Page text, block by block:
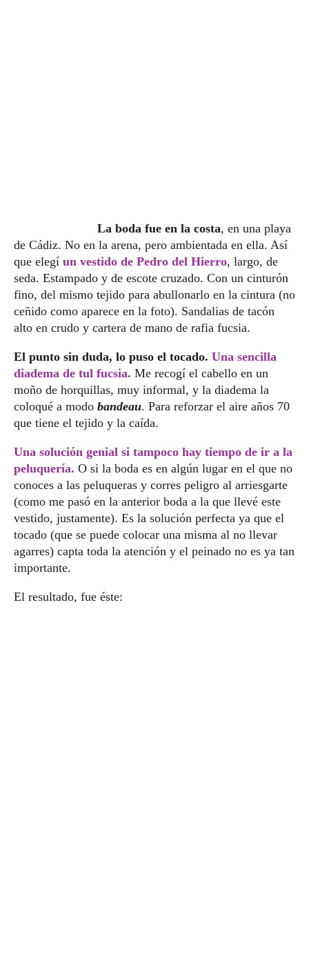
La boda fue en la costa, en una playa
de Cádiz. No en la arena, pero ambientada en ella. Así
que elegí un vestido de Pedro del Hierro, largo, de
seda. Estampado y de escote cruzado. Con un cinturón
fino, del mismo tejido para abullonarlo en la cintura (no
ceñido como aparece en la foto). Sandalias de tacón
alto en crudo y cartera de mano de rafia fucsia.
El punto sin duda, lo puso el tocado. Una sencilla
diadema de tul fucsia. Me recogí el cabello en un
moño de horquillas, muy informal, y la diadema la
coloqué a modo bandeau. Para reforzar el aire años 70
que tiene el tejido y la caída.
Una solución genial si tampoco hay tiempo de ir a la
peluquería. O si la boda es en algún lugar en el que no
conoces a las peluqueras y corres peligro al arriesgarte
(como me pasó en la anterior boda a la que llevé este
vestido, justamente). Es la solución perfecta ya que el
tocado (que se puede colocar una misma al no llevar
agarres) capta toda la atención y el peinado no es ya tan
importante.
El resultado, fue éste: